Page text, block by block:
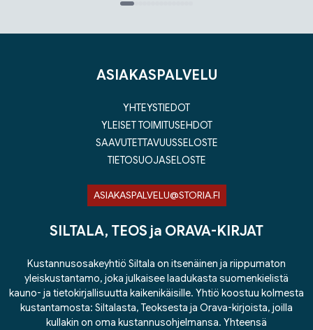
ASIAKASPALVELU
YHTEYSTIEDOT
YLEISET TOIMITUSEHDOT
SAAVUTETTAVUUSSELOSTE
TIETOSUOJASELOSTE
ASIAKASPALVELU@STORIA.FI
SILTALA, TEOS ja ORAVA-KIRJAT
Kustannusosakeyhtiö Siltala on itsenäinen ja riippumaton
yleiskustantamo, joka julkaisee laadukasta suomenkielistä
kauno- ja tietokirjallisuutta kaikenikäisille. Yhtiö koostuu kolmesta
kustantamosta: Siltalasta, Teoksesta ja Orava-kirjoista, joilla
kullakin on oma kustannusohjelmansa. Yhteensä